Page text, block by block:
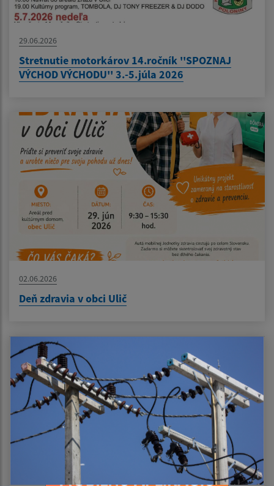
Nezobrazovať
29.06.2026
Stretnutie motorkárov 14.ročník ''SPOZNAJ
VÝCHOD VÝCHODU'' 3.-5.júla 2026
02.06.2026
Deň zdravia v obci Ulič